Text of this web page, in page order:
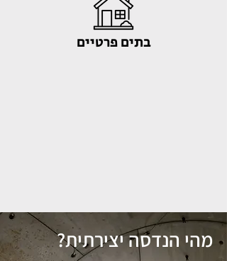
בתים פרטיים
מהי הנדסה יצירתית?